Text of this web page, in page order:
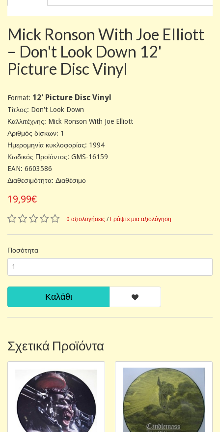
Mick Ronson With Joe Elliott
– Don't Look Down 12'
Picture Disc Vinyl
Format: 12' Picture Disc Vinyl
Tίτλος: Don't Look Down
Καλλιτέχνης: Mick Ronson With Joe Elliott
Αριθμός δίσκων: 1
Ημερομηνία κυκλοφορίας: 1994
Κωδικός Προϊόντος: GMS-16159
EAN: 6603586
Διαθεσιμότητα: Διαθέσιμο
19,99€
0 αξιολογήσεις / Γράψτε μια αξιολόγηση
Ποσότητα
Καλάθι
Σχετικά Προϊόντα